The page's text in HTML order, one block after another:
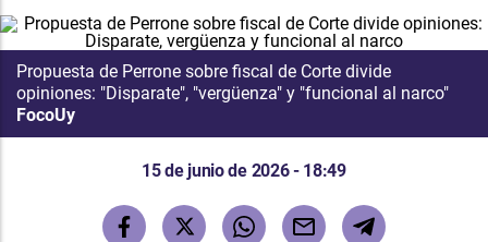
Propuesta de Perrone sobre fiscal de Corte divide
opiniones: "Disparate", "vergüenza" y "funcional al narco"
FocoUy
15 de junio de 2026 - 18:49